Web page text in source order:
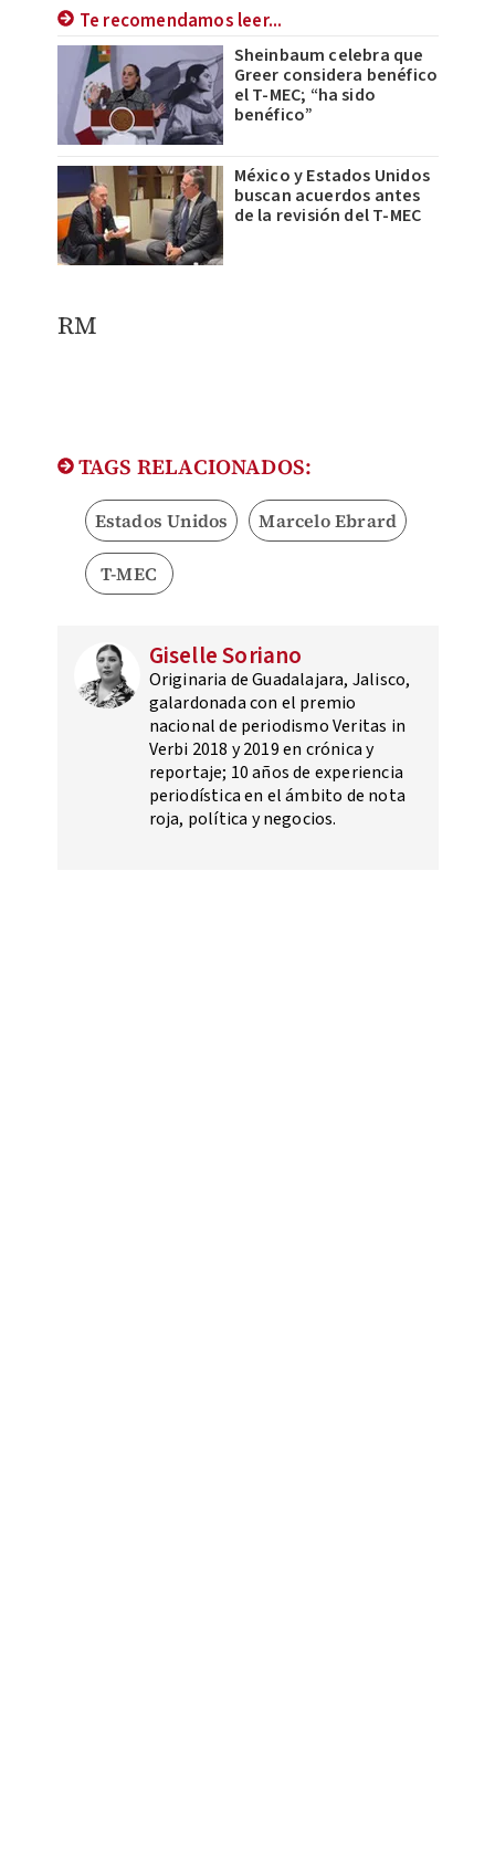
Te recomendamos leer...
Sheinbaum celebra que
Greer considera benéfico
el T-MEC; “ha sido
benéfico”
México y Estados Unidos
buscan acuerdos antes
de la revisión del T-MEC
RM
TAGS RELACIONADOS:
Estados Unidos Marcelo Ebrard
T-MEC
Giselle Soriano
Originaria de Guadalajara, Jalisco,
galardonada con el premio
nacional de periodismo Veritas in
Verbi 2018 y 2019 en crónica y
reportaje; 10 años de experiencia
periodística en el ámbito de nota
roja, política y negocios.